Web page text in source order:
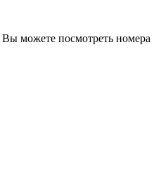
Вы можете посмотреть номера